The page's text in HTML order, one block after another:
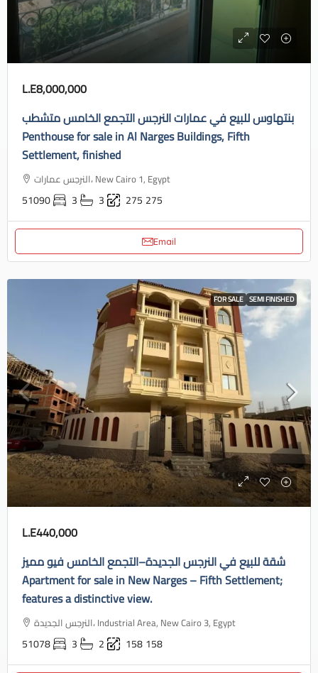
L.E8,000,000
بنتهاوس للبيع في عمارات النرجس التجمع الخامس متشطب
Penthouse for sale in Al Narges Buildings, Fifth
Settlement, finished
النرجس عمارات، New Cairo 1, Egypt
51090 3 3 275 275
Email
FOR SALE SEMI FINISHED
L.E440,000
شقة للبيع في النرجس الجديدة–التجمع الخامس فيو مميز
Apartment for sale in New Narges – Fifth Settlement;
features a distinctive view.
النرجس الجديدة، Industrial Area, New Cairo 3, Egypt
51078 3 2 158158